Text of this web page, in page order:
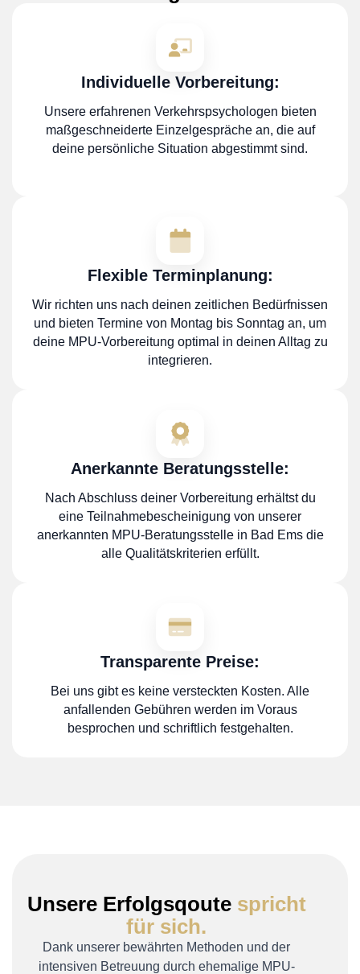
Individuelle Vorbereitung:
Unsere erfahrenen Verkehrspsychologen bieten
maßgeschneiderte Einzelgespräche an, die auf
deine persönliche Situation abgestimmt sind.
Flexible Terminplanung:
Wir richten uns nach deinen zeitlichen Bedürfnissen
und bieten Termine von Montag bis Sonntag an, um
deine MPU-Vorbereitung optimal in deinen Alltag zu
integrieren.
Anerkannte Beratungsstelle:
Nach Abschluss deiner Vorbereitung erhältst du
eine Teilnahmebescheinigung von unserer
anerkannten MPU-Beratungsstelle in Bad Ems die
alle Qualitätskriterien erfüllt.
Transparente Preise:
Bei uns gibt es keine versteckten Kosten. Alle
anfallenden Gebühren werden im Voraus
besprochen und schriftlich festgehalten.
Unsere Erfolgsqoutespricht
für sich.
Dank unserer bewährten Methoden und der
intensiven Betreuung durch ehemalige MPU-